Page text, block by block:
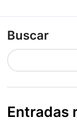
Buscar
Entradas